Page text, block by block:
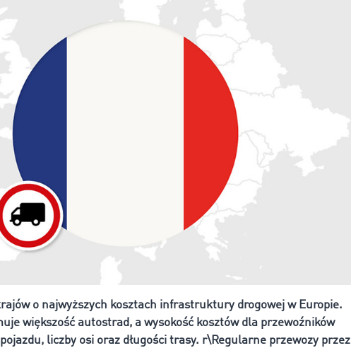
o najwyższych kosztach infrastruktury drogowej w Europie.
większość autostrad, a wysokość kosztów dla przewoźników
liczby osi oraz długości trasy. r\Regularne przewozy przez